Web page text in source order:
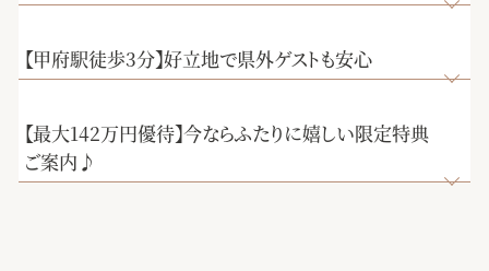
【甲府駅徒歩3分】好立地で県外ゲストも安心
【最大142万円優待】今ならふたりに嬉しい限定特典
ご案内♪